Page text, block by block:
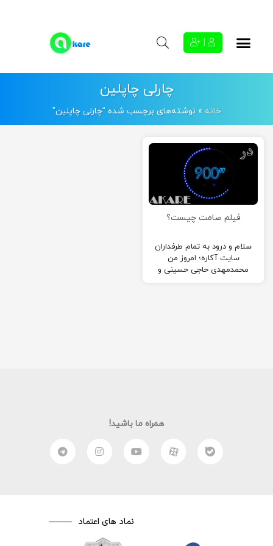
چارلی چاپلین
خانه » نوشته‌های برچسب شده “چارلی چاپلین”
فیلم صامت چیست؟
سلام و درود به تمام طرفداران
سایت آکاره؛ امروز من
محمدمهدی حاجی حسینی و
همراه ما باشید!
نماد های اعتماد